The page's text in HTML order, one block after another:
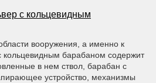
с кольцевидным
вооружения, а именно к
кольцевидным барабаном содержит
в нем ствол, барабан с
устройство, механизмы